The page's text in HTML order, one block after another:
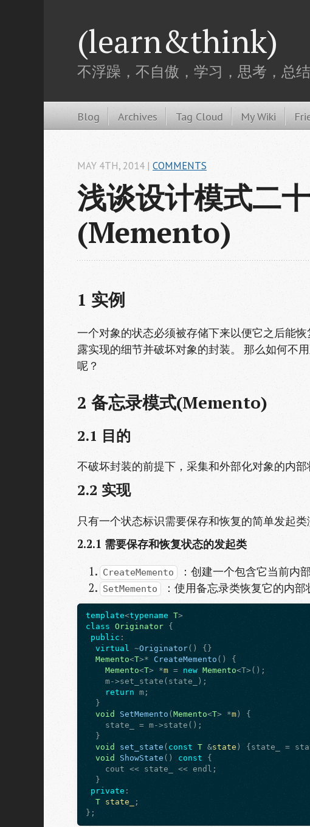
(learn&think)
不浮躁，不自傲，学习，思考，总结
Blog Archives Tag Cloud My Wiki
浅谈设计模式二
(Memento)
MAY 4TH, 2014 | COMMENTS
1 实例
一个对象的状态必须被存储下来以便它之后能
露实现的细节并破坏对象的封装。 那么如何不
呢？
2 备忘录模式(Memento)
2.1 目的
不破坏封装的前提下，采集和外部化对象的内
2.2 实现
只有一个状态标识需要保存和恢复的简单发起类
2.2.1 需要保存和恢复状态的发起类
CreateMemento ：创建一个包含它当前内
SetMemento ：使用备忘录类恢复它的内部
template<typename T
class Originator {
public :
virtual ~Originator() {}
Memento<T>* CreateMemento () {
Memento<T> *m = new Memento<T>();
    m->set_state(state_);
return m;
  }
void
SetMemento ( Memento<T> *m ) {
    state_ = m->state();
  }
void
set_state ( const T &state ) {state_ =
void
ShowState () const {
    cout << state_ << endl;
  }
private :
T state_
;